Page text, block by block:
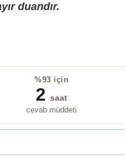
duandır.
%93 için
2 saat
cevab müddeti